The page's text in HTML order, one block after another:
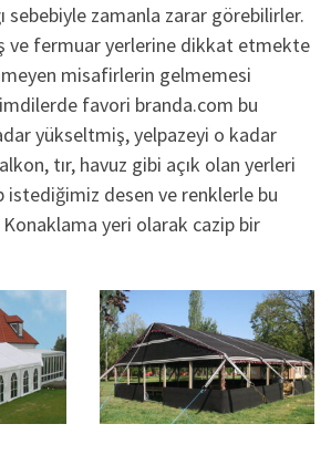
sebebiyle zamanla zarar görebilirler.
ve fermuar yerlerine dikkat etmekte
misafirlerin gelmemesi
favori branda.com bu
yükseltmiş, yelpazeyi o kadar
tır, havuz gibi açık olan yerleri
istediğimiz desen ve renklerle bu
yeri olarak cazip bir